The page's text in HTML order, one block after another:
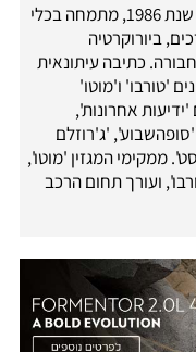
עיתונאי רכב מאז שנת 1986, מתמחה בכלי
ביורוקרטיה
כתיבה עיתונאית
'טורבו' ו'מוטו'
'ידיעות אחרונות',
'ג'רוזלם
ממקימי המגזין 'מוטו',
ועורך תחום הרכב